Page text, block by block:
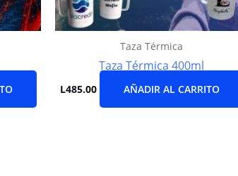
Taza Térmica
Taza Térmica 400ml
L485.00 AÑADIR AL CARRITO